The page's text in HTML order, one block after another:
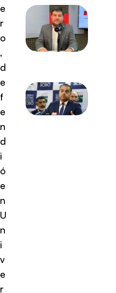
e
r
o
,
d
e
f
e
n
d
i
ó
e
n
U
n
i
v
e
r